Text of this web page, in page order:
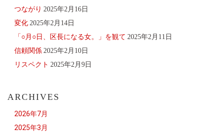
つながり 2025年2月16日
変化 2025年2月14日
「○月○日、区長になる女。」を観て 2025年2月11日
信頼関係 2025年2月10日
リスペクト 2025年2月9日
ARCHIVES
2026年7月
2025年3月